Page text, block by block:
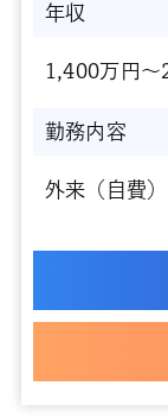
年収
1,400万円～
勤務内容
外来（自費